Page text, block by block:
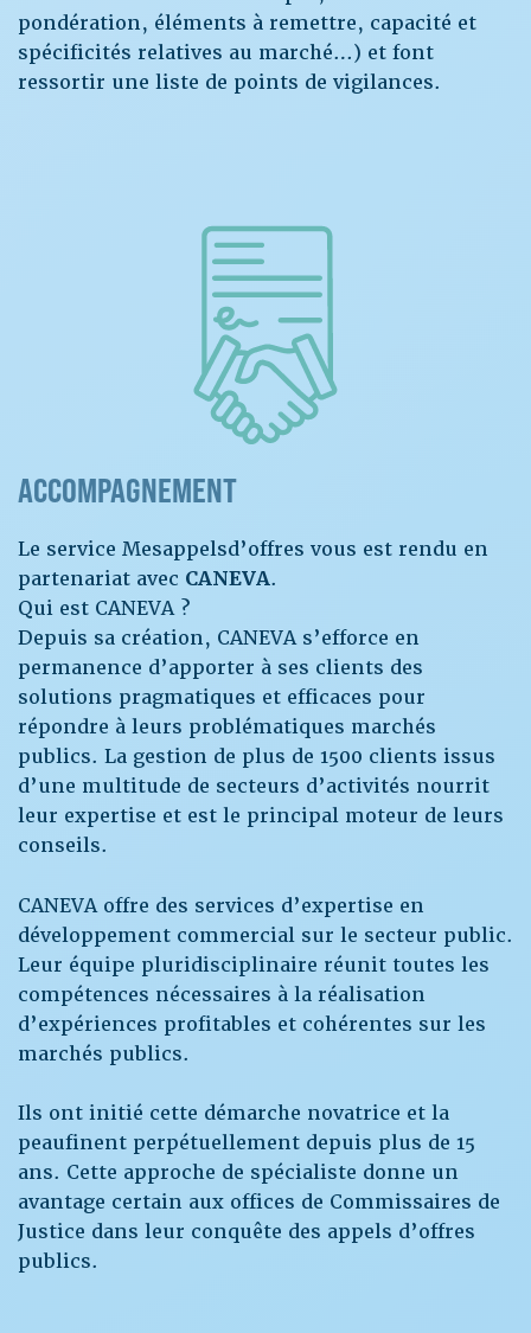
pondération, éléments à remettre, capacité et
spécificités relatives au marché…) et font
ressortir une liste de points de vigilances.
ACCOMPAGNEMENT
Le service Mesappelsd’offres vous est rendu en
partenariat avec CANEVA.
Qui est CANEVA ?
Depuis sa création, CANEVA s’efforce en
permanence d’apporter à ses clients des
solutions pragmatiques et efficaces pour
répondre à leurs problématiques marchés
publics. La gestion de plus de 1500 clients issus
d’une multitude de secteurs d’activités nourrit
leur expertise et est le principal moteur de leurs
conseils.
CANEVA offre des services d’expertise en
développement commercial sur le secteur public.
Leur équipe pluridisciplinaire réunit toutes les
compétences nécessaires à la réalisation
d’expériences profitables et cohérentes sur les
marchés publics.
Ils ont initié cette démarche novatrice et la
peaufinent perpétuellement depuis plus de 15
ans. Cette approche de spécialiste donne un
avantage certain aux offices de Commissaires de
Justice dans leur conquête des appels d’offres
publics.